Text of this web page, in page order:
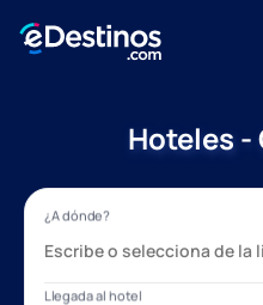
Hoteles